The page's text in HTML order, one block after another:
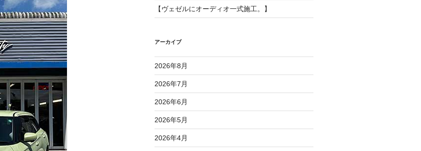
【ヴェゼルにオーディオ一式施工。】
アーカイブ
2026年8月
2026年7月
2026年6月
2026年5月
2026年4月